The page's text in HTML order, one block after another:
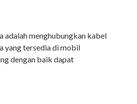
adalah menghubungkan kabel
yang tersedia di mobil
dengan baik dapat